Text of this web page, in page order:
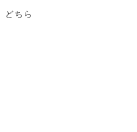
どちら
件を
件を